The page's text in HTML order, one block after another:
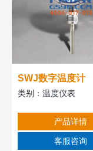
SWJ数字温度计
类别： 温度仪表
产品详情
客服咨询